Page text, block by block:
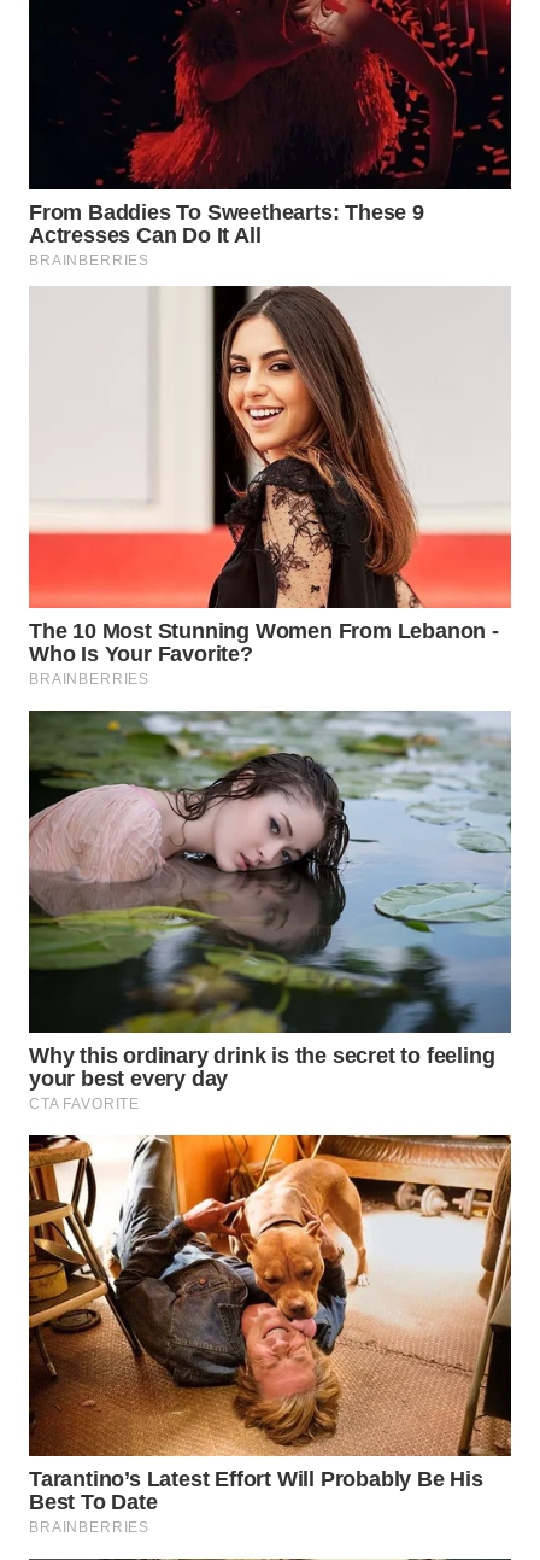
MADURA
SURABAYA
WN
NATUNA
LIKUPANG
LABUANBAJO
WN
BORNEO
Wahana
Media
Group
WAHANA
NEWS
WAHANA
WAHANA
ADVOKAT
WAHANA
INFRASTRUKTUR
WAHANA
KONSUMEN
WAHANA
LISTRIK
WAHANA
TRAVEL
WAHANA
TV